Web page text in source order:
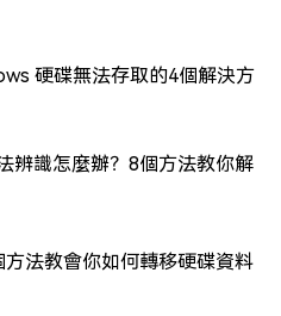
硬碟無法存取的4個解決方
辨識怎麼辦？8個方法教你解
方法教會你如何轉移硬碟資料